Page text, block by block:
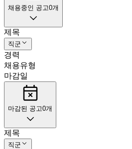
채용중인 공고0개
제목
직군
경력
채용유형
마감일
마감된 공고0개
제목
직군